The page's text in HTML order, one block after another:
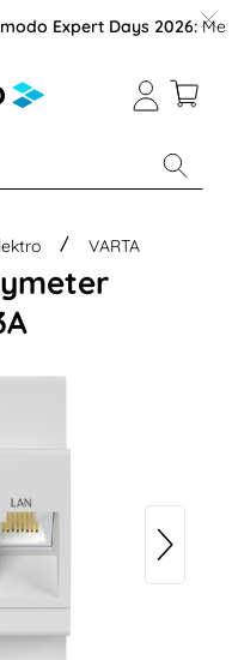
springenExpert Days 2026:
Wechselrichter
VARTA